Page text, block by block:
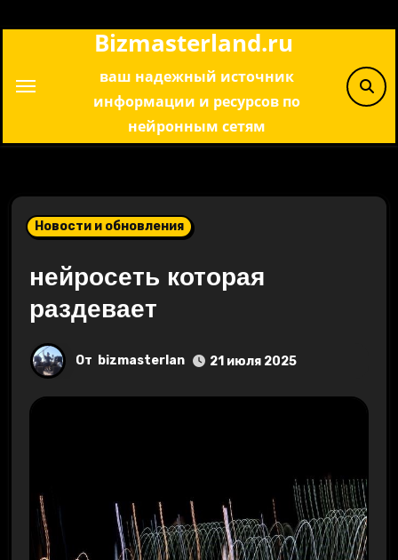
Bizmasterland.ru
ваш надежный источник
информации и ресурсов по
нейронным сетям
Новости и обновления
нейросеть которая
раздевает
От bizmasterlan 21 июля 2025